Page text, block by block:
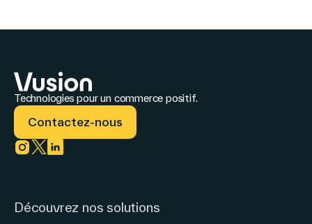
dans
Retail
Media
/
Confirmation
perspectives
M€
en
données
ajustées[1]
(+29%
taux
retail
et
de
magasin
Technologies pour un commerce positif.
Contactez-nous
Découvrez nos solutions